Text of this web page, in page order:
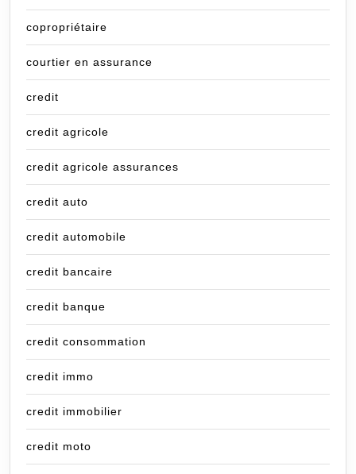
copropriétaire
courtier en assurance
credit
credit agricole
credit agricole assurances
credit auto
credit automobile
credit bancaire
credit banque
credit consommation
credit immo
credit immobilier
credit moto